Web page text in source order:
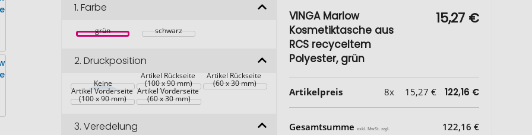
1.Farbe
grün schwarz
2.Druckposition
Keine
Artikel Rückseite
(100 x 90 mm)
Artikel Rückseite
(60 x 30 mm)
Artikel Vorderseite
(100 x 90 mm)
Artikel Vorderseite
(60 x 30 mm)
3.Veredelung
VINGA Marlow
Kosmetiktasche aus
RCS recyceltem
Polyester, grün
15,27 €
Artikelpreis 8x 15,27 € 122,16 €
Gesamtsumme exkl. MwSt. zzgl. 122,16 €